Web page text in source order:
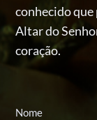
conhecidoque
Altar do
coração.
Nome